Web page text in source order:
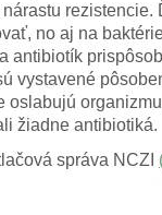
rezistencie.
no aj na
antibiotík
vystavené
oslabujú
žiadne antibiotiká.
správa NCZI